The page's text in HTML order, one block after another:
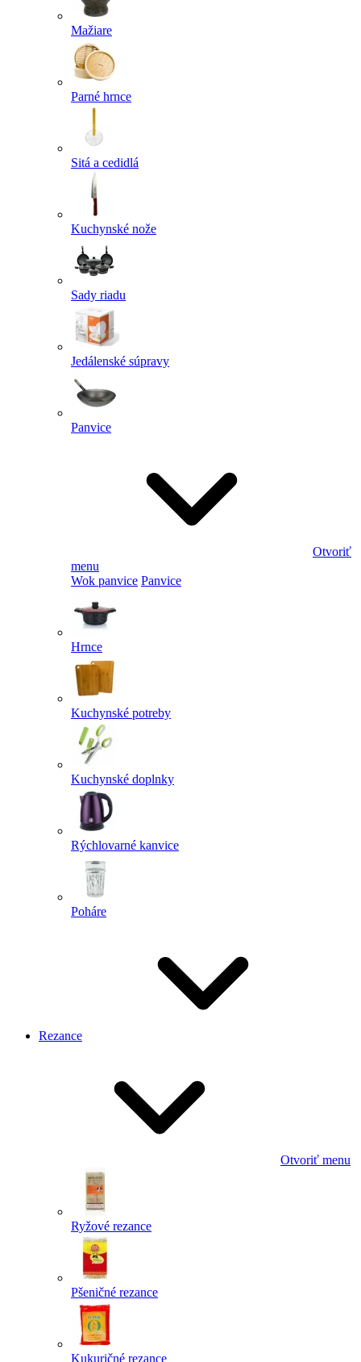
Mažiare
Parné hrnce
Sitá a cedidlá
Kuchynské nože
Sady riadu
Jedálenské súpravy
Panvice
Otvoriť
menu
Wok panvice Panvice
Hrnce
Kuchynské potreby
Kuchynské doplnky
Rýchlovarné kanvice
Poháre
Rezance
Otvoriť menu
Ryžové rezance
Pšeničné rezance
Kukuričné rezance